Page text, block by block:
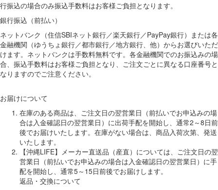
行振込の場合のみ振込手数料はお客様ご負担となります。
銀行振込（前払い）
ネットバンク（住信SBIネット銀行／楽天銀行／PayPay銀行）または各
金融機関（ゆうちょ銀行／都市銀行／地方銀行、他）からお選びいただ
けます。ネットバンクは手数料無料です。各金融機関でのお振込みの場
合、振込手数料はお客様ご負担となり、ご注文ごとに異なる口座番号と
なりますのでご注意ください。
お届けについて
在庫のある商品は、ご注文日の翌営業日（前払いでお申込みの場
合は入金確認日の翌営業日）に出荷手配を開始し、通常2～8日前
後でお届けいたします。在庫がない場合は、商品入荷次第、発送
いたします。
【沖縄LIFE】メーカー直送品（産直）については、ご注文日の翌
営業日（前払いでお申込みの場合は入金確認日の翌営業日）に手
配を開始し、通常5～15日前後でお届けします。
返品・交換について